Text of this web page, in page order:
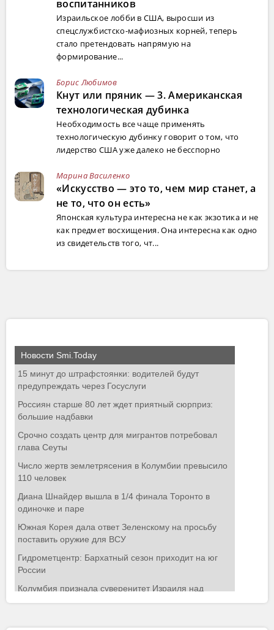
воспитанников
Израильское лобби в США, выросши из
спецслужбистско-мафиозных корней, теперь
стало претендовать напрямую на
формирование...
Борис Любимов
Кнут или пряник — 3. Американская
технологическая дубинка
Необходимость все чаще применять
технологическую дубинку говорит о том, что
лидерство США уже далеко не бесспорно
Марина Василенко
«Искусство — это то, чем мир станет, а
не то, что он есть»
Японская культура интересна не как экзотика и не
как предмет восхищения. Она интересна как одно
из свидетельств того, чт...